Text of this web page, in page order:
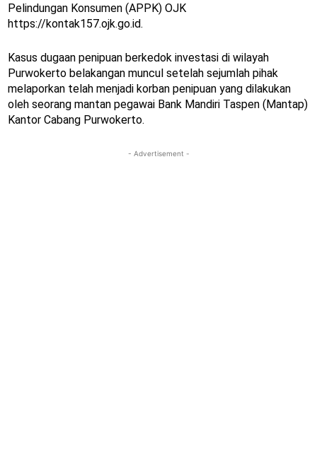
Pelindungan Konsumen (APPK) OJK
https://kontak157.ojk.go.id.
Kasus dugaan penipuan berkedok investasi di wilayah
Purwokerto belakangan muncul setelah sejumlah pihak
melaporkan telah menjadi korban penipuan yang dilakukan
oleh seorang mantan pegawai Bank Mandiri Taspen (Mantap)
Kantor Cabang Purwokerto.
- Advertisement -